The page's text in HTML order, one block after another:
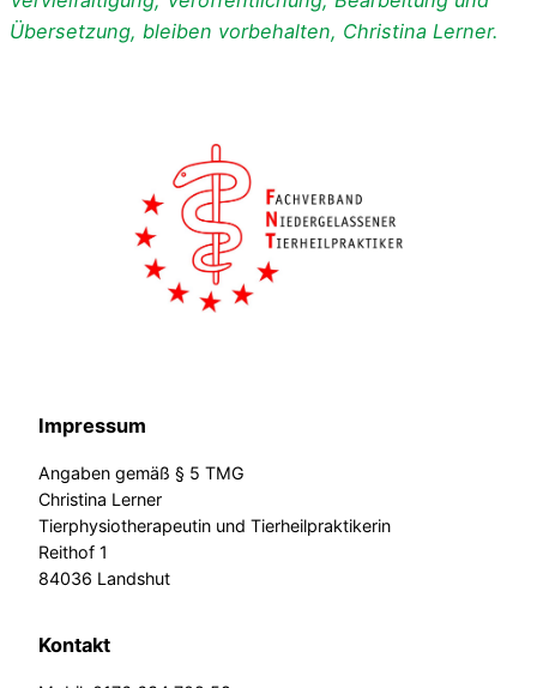
Übersetzung, bleiben vorbehalten, Christina Lerner.
Impressum
Angaben gemäß § 5 TMG
Christina Lerner
Tierphysiotherapeutin und Tierheilpraktikerin
Reithof 1
84036 Landshut
Kontakt